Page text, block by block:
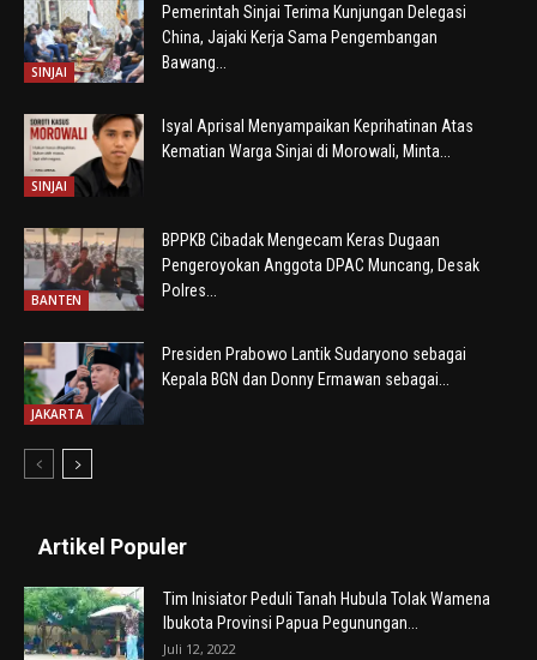
SINJAI
Pemerintah Sinjai Terima Kunjungan Delegasi
China, Jajaki Kerja Sama Pengembangan
Bawang...
SINJAI
Isyal Aprisal Menyampaikan Keprihatinan Atas
Kematian Warga Sinjai di Morowali, Minta...
BANTEN
BPPKB Cibadak Mengecam Keras Dugaan
Pengeroyokan Anggota DPAC Muncang, Desak
Polres...
JAKARTA
Presiden Prabowo Lantik Sudaryono sebagai
Kepala BGN dan Donny Ermawan sebagai...
Artikel Populer
Tim Inisiator Peduli Tanah Hubula Tolak Wamena
Ibukota Provinsi Papua Pegunungan...
Juli 12, 2022